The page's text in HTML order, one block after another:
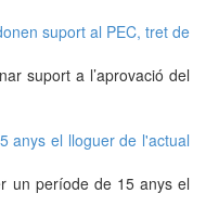
suport al PEC, tret de
suport a l’aprovació del
anys el lloguer de l'actual
un període de 15 anys el